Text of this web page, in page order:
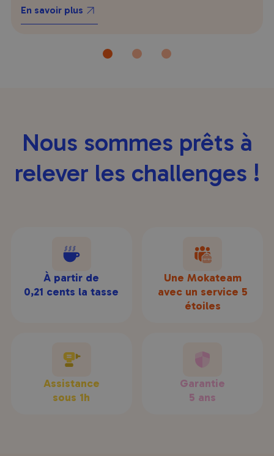
En savoir plus
Nous sommes prêts à
relever les challenges !
À partir de
0,21 cents la tasse
Une Mokateam
avec un service 5
étoiles
Assistance
sous 1h
Garantie
5 ans